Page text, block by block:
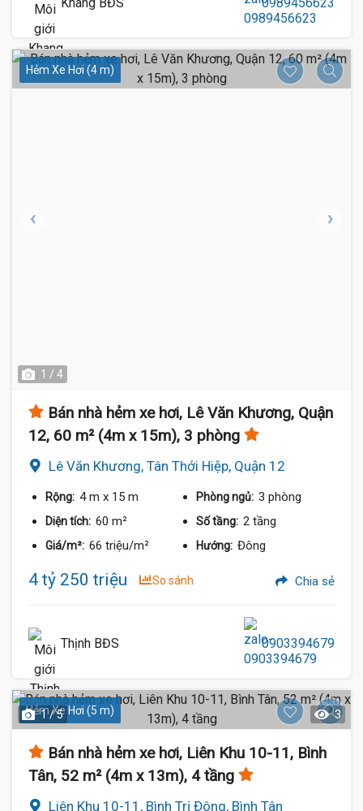
Hẻm Xe Hơi (4 m)
1 / 4
Bán nhà hẻm xe hơi, Lê Văn Khương, Quận
12, 60 m² (4m x 15m), 3 phòng
Lê Văn Khương, Tân Thới Hiệp, Quận 12
Rộng: 4 m x 15 m Phòng ngủ: 3 phòng
Diện tích: 60 m² Số tầng: 2 tầng
Giá/m²: 66 triệu/m² Hướng: Đông
4 tỷ 250 triệu So sánh Chia sẻ
Thịnh BĐS 0903394679
Hẻm Xe Hơi (5 m)
1 / 5 3
Bán nhà hẻm xe hơi, Liên Khu 10-11, Bình
Tân, 52 m² (4m x 13m), 4 tầng
Liên Khu 10-11, Bình Trị Đông, Bình Tân